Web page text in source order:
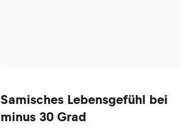
Samisches Lebensgefühl bei
minus 30 Grad